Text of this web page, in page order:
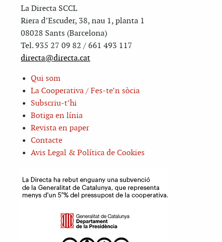
La Directa SCCL
Riera d’Escuder, 38, nau 1, planta 1
08028 Sants (Barcelona)
Tel. 935 27 09 82 / 661 493 117
directa@directa.cat
Qui som
La Cooperativa / Fes-te’n sòcia
Subscriu-t’hi
Botiga en línia
Revista en paper
Contacte
Avis Legal & Política de Cookies